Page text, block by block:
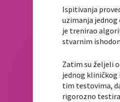
Ispitivanja
uzimanja
je trenirao
stvarnim
Zatim su željeli
jednog kliničkog
tim testovima,
rigorozno